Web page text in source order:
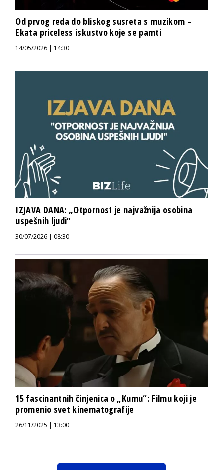
Od prvog reda do bliskog susreta s muzikom –
Ekata priceless iskustvo koje se pamti
14/05/2026 | 14:30
IZJAVA DANA: „Otpornost je najvažnija osobina
uspešnih ljudi“
30/07/2026 | 08:30
15 fascinantnih činjenica o „Kumu“: Filmu koji je
promenio svet kinematografije
26/11/2025 | 13:00